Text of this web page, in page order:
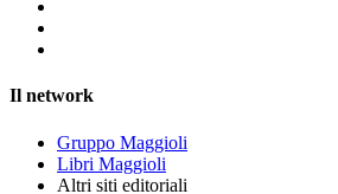
Il network
Gruppo Maggioli
Libri Maggioli
Altri siti editoriali